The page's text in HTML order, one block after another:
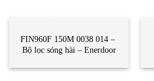
FIN960F 150M 0038 014 –
Bộ lọc sóng hài – Enerdoor